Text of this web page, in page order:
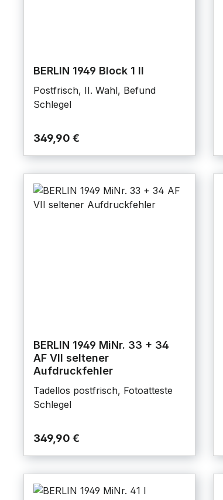
BERLIN 1949 Block 1 II
Postfrisch, II. Wahl, Befund
Schlegel
349,90 €
BERLIN 1949 MiNr. 33 + 34
AF VII seltener
Aufdruckfehler
Tadellos postfrisch, Fotoatteste
Schlegel
349,90 €